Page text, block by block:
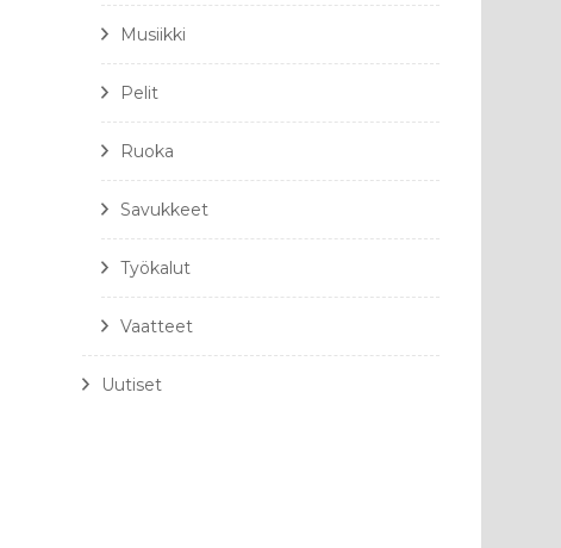
Musiikki
Pelit
Ruoka
Savukkeet
Työkalut
Vaatteet
Uutiset